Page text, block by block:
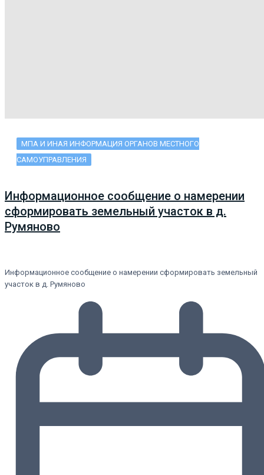
МПА И ИНАЯ ИНФОРМАЦИЯ ОРГАНОВ МЕСТНОГО
САМОУПРАВЛЕНИЯ
Информационное сообщение о намерении
сформировать земельный участок в д.
Румяново
Информационное сообщение о намерении сформировать земельный
участок в д. Румяново